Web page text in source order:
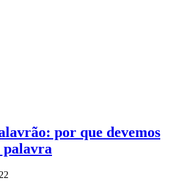
por que devemos
palavra